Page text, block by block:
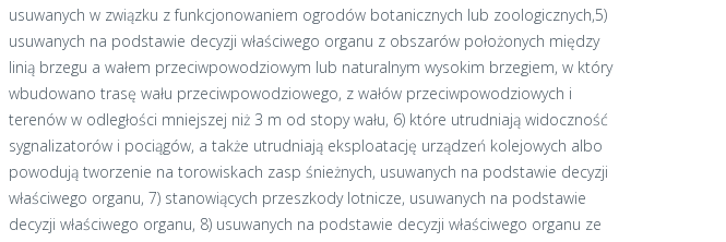
usuwanych w związku z funkcjonowaniem ogrodów botanicznych lub zoologicznych,5)
usuwanych na podstawie decyzji właściwego organu z obszarów położonych między
linią brzegu a wałem przeciwpowodziowym lub naturalnym wysokim brzegiem, w który
wbudowano trasę wału przeciwpowodziowego, z wałów przeciwpowodziowych i
terenów w odległości mniejszej niż 3 m od stopy wału, 6) które utrudniają widoczność
sygnalizatorów i pociągów, a także utrudniają eksploatację urządzeń kolejowych albo
powodują tworzenie na torowiskach zasp śnieżnych, usuwanych na podstawie decyzji
właściwego organu, 7) stanowiących przeszkody lotnicze, usuwanych na podstawie
decyzji właściwego organu, 8) usuwanych na podstawie decyzji właściwego organu ze